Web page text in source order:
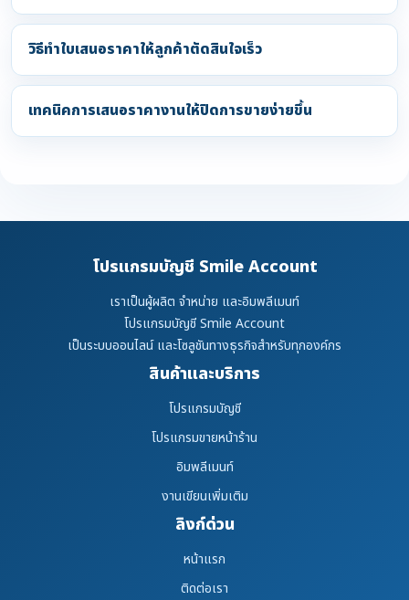
วิธีทำใบเสนอราคาให้ลูกค้าตัดสินใจเร็ว
เทคนิคการเสนอราคางานให้ปิดการขายง่ายขึ้น
โปรแกรมบัญชี Smile Account
เราเป็นผู้ผลิต จำหน่าย และอิมพลีเมนท์
โปรแกรมบัญชี Smile Account
เป็นระบบออนไลน์ และโซลูชันทางธุรกิจสำหรับทุกองค์กร
สินค้าและบริการ
โปรแกรมบัญชี
โปรแกรมขายหน้าร้าน
อิมพลีเมนท์
งานเขียนเพิ่มเติม
ลิงก์ด่วน
หน้าแรก
ติดต่อเรา